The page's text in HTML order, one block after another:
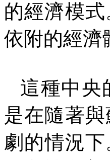
的經濟模
依附的經濟
這種中央
是在隨著
劇的情況